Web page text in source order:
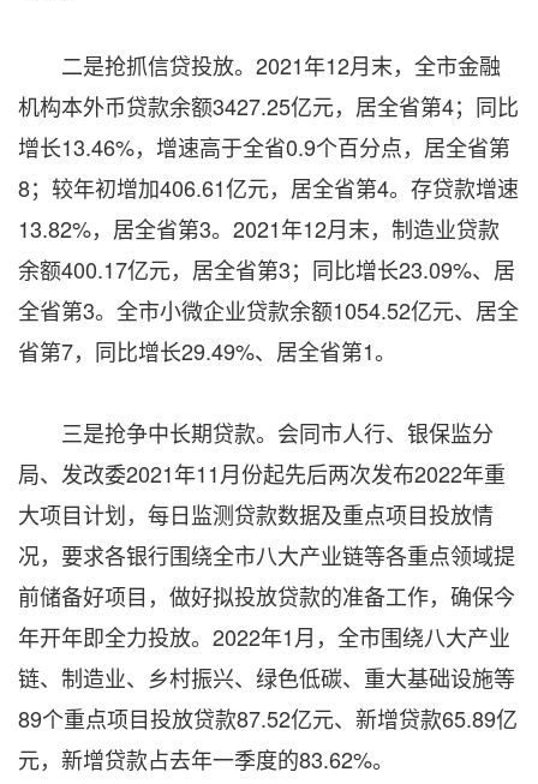
二是抢抓信贷投放。2021年12月末，全市金融
机构本外币贷款余额3427.25亿元，居全省第4；同比
增长13.46%，增速高于全省0.9个百分点，居全省第
8；较年初增加406.61亿元，居全省第4。存贷款增速
13.82%，居全省第3。2021年12月末，制造业贷款
余额400.17亿元，居全省第3；同比增长23.09%、居
全省第3。全市小微企业贷款余额1054.52亿元、居全
省第7，同比增长29.49%、居全省第1。
三是抢争中长期贷款。会同市人行、银保监分
局、发改委2021年11月份起先后两次发布2022年重
大项目计划，每日监测贷款数据及重点项目投放情
况，要求各银行围绕全市八大产业链等各重点领域提
前储备好项目，做好拟投放贷款的准备工作，确保今
年开年即全力投放。2022年1月，全市围绕八大产业
链、制造业、乡村振兴、绿色低碳、重大基础设施等
89个重点项目投放贷款87.52亿元、新增贷款65.89亿
元，新增贷款占去年一季度的83.62%。